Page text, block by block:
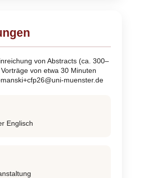
von Abstracts (ca. 300–
von etwa 30 Minuten
muenster.de
Englisch